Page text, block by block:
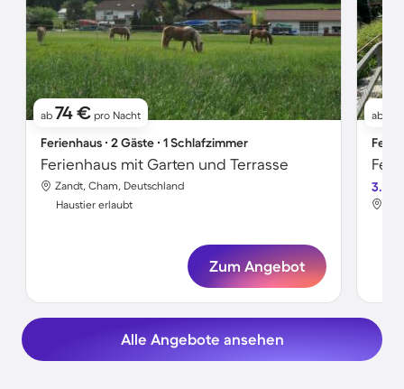
ab 74 € pro Nacht
Ferienhaus ∙ 2 Gäste ∙ 1 Schlafzimmer
Ferienhaus mit Garten und Terrasse
Zandt, Cham, Deutschland
Haustier erlaubt
Zum Angebot
ab
3.6
Alle Angebote ansehen